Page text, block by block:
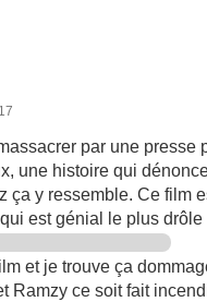
par une presse
une histoire qui
ça y ressemble. Ce film
est génial le plus
et je trouve ça
Ramzy ce soit fait